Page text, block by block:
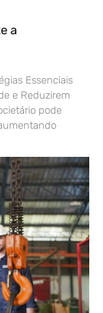
a
Essenciais
e Reduzirem
pode